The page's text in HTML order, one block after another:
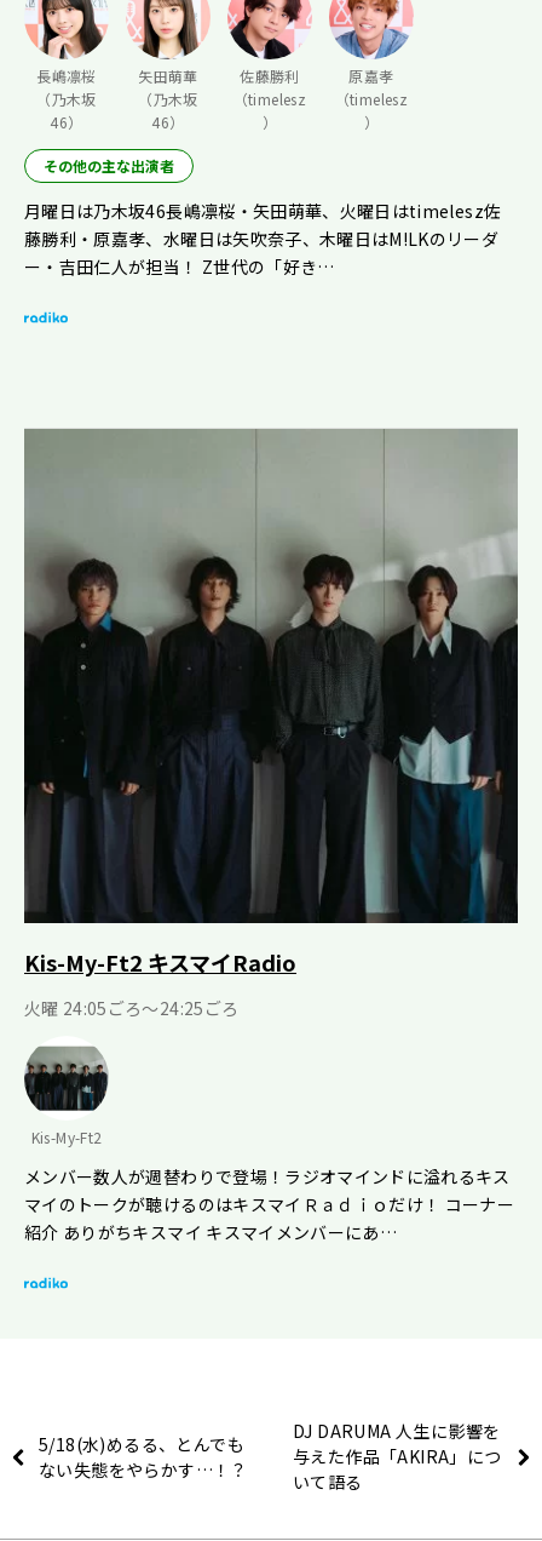
長嶋凛桜
（乃木坂
46）
矢田萌華
（乃木坂
46）
佐藤勝利
（timelesz
）
原嘉孝
（timelesz
）
その他の主な出演者
月曜日は乃木坂46長嶋凛桜・矢田萌華、火曜日はtimelesz佐
藤勝利・原嘉孝、水曜日は矢吹奈子、木曜日はM!LKのリーダ
ー・吉田仁人が担当！ Z世代の「好き…
Kis-My-Ft2 キスマイRadio
火曜 24:05ごろ～24:25ごろ
Kis-My-Ft2
メンバー数人が週替わりで登場！ラジオマインドに溢れるキス
マイのトークが聴けるのはキスマイＲａｄｉｏだけ！ コーナー
紹介 ありがちキスマイ キスマイメンバーにあ…
5/18(水)めるる、とんでも
ない失態をやらかす…！？
DJ DARUMA 人生に影響を
与えた作品「AKIRA」につ
いて語る